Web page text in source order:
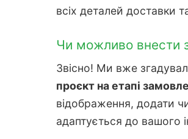
всіх деталей доставки
Чи можливо внести
Звісно! Ми вже
проєкт на етапі
відображення, додати
адаптується до вашого